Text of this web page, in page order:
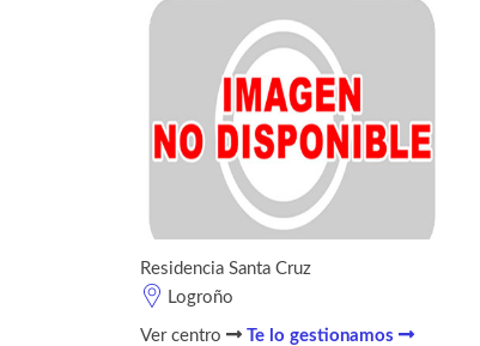
Residencia Santa Cruz
Logroño
Ver centro Te lo gestionamos